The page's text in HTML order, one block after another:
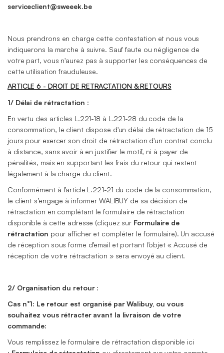
serviceclient@sweeek.be
Nous prendrons en charge cette contestation et nous vous
indiquerons la marche à suivre. Sauf faute ou négligence de
votre part, vous n'aurez pas à supporter les conséquences de
cette utilisation frauduleuse.
ARTICLE 6 - DROIT DE RETRACTATION & RETOURS
1/ Délai de rétractation :
En vertu des articles L.221-18 à L.221-28 du code de la
consommation, le client dispose d'un délai de rétractation de 15
jours pour exercer son droit de rétractation d'un contrat conclu
à distance, sans avoir à en justifier le motif, ni à payer de
pénalités, mais en supportant les frais du retour qui restent
légalement à la charge du client.
Conformément à l’article L.221-21 du code de la consommation,
le client s’engage à informer WALIBUY de sa décision de
rétractation en complétant le formulaire de rétractation
disponible à cette adresse (cliquez sur Formulaire de
rétractation pour afficher et compléter le formulaire). Un accusé
de réception sous forme d’email et portant l’objet « Accusé de
réception de votre rétractation » sera envoyé au client.
2/ Organisation du retour:
Cas n°1: Le retour est organisé par Walibuy, ou vous
souhaitez vous rétracter avant la livraison de votre
commande:
Vous remplissez le formulaire de rétractation disponible ici